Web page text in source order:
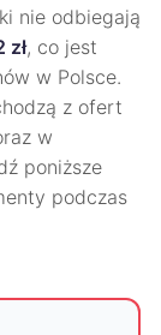
nie odbiegają
zł, co jest
w Polsce.
z ofert
w
poniższe
podczas